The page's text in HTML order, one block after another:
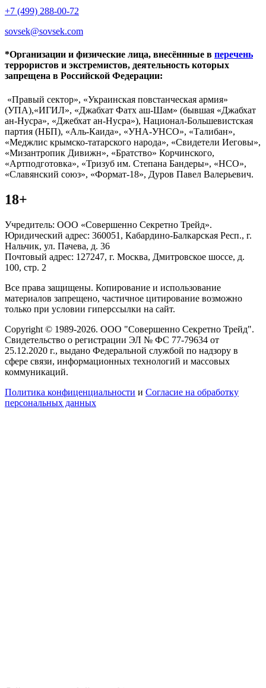
+7 (499) 288-00-72
sovsek@sovsek.com
*Организации и физические лица, внесённные в перечень
террористов и экстремистов, деятельность которых
запрещена в Российской Федерации:
«Правый сектор», «Украинская повстанческая армия»
(УПА),«ИГИЛ», «Джабхат Фатх аш-Шам» (бывшая «Джабхат
ан-Нусра», «Джебхат ан-Нусра»), Национал-Большевистская
партия (НБП), «Аль-Каида», «УНА-УНСО», «Талибан»,
«Меджлис крымско-татарского народа», «Свидетели Иеговы»,
«Мизантропик Дивижн», «Братство» Корчинского,
«Артподготовка», «Тризуб им. Степана Бандеры», «НСО»,
«Славянский союз», «Формат-18», Дуров Павел Валерьевич.
18+
Учредитель: ООО «Совершенно Секретно Трейд».
Юридический адрес: 360051, Кабардино-Балкарская Респ., г.
Нальчик, ул. Пачева, д. 36
Почтовый адрес: 127247, г. Москва, Дмитровское шоссе, д.
100, стр. 2
Все права защищены. Копирование и использование
материалов запрещено, частичное цитирование возможно
только при условии гиперссылки на сайт.
Copyright © 1989-2026. ООО "Совершенно Секретно Трейд".
Свидетельство о регистрации ЭЛ № ФС 77-79634 от
25.12.2020 г., выдано Федеральной службой по надзору в
сфере связи, информационных технологий и массовых
коммуникаций.
Политика конфиценциальности и Согласие на обработку
персональных данных